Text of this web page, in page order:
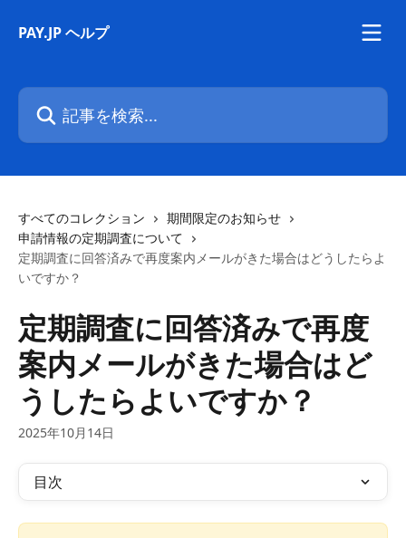
PAY.JP ヘルプ
記事を検索...
すべてのコレクション
期間限定のお知らせ
申請情報の定期調査について
定期調査に回答済みで再度案内メールがきた場合はどうしたらよ
いですか？
定期調査に回答済みで再度
案内メールがきた場合はど
うしたらよいですか？
2025年10月14日
目次